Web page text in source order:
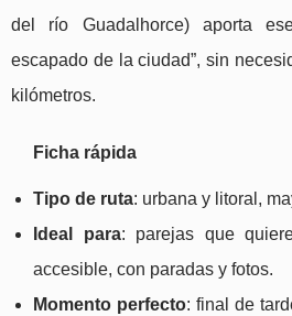
del río Guadalhorce) aporta
escapado de la ciudad”, sin
kilómetros.
Ficha rápida
Tipo de ruta: urbana y litoral,
Ideal para: parejas que
accesible, con paradas y fotos.
Momento perfecto: final de